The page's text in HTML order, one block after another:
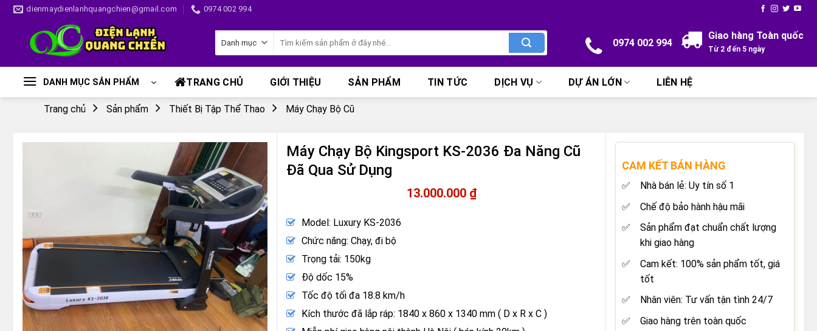
Skip
content
dienmaydienlanhquangchien@gmail.com 0974 002 994
kiếm:
0974 002 994
Giao hàng Toàn quốc
Từ 2 đến 5 ngày
DANH MỤC SẢN PHẨM TRANG CHỦ GIỚI THIỆU SẢN PHẨM TIN TỨC DỊCH VỤ DỰ ÁN LỚN LIÊN HỆ
Trang chủ Sản phẩm Thiết Bị Tập Thể Thao Máy Chạy Bộ Cũ
Máy Chạy Bộ Kingsport KS-2036 Đa Năng Cũ
Đã Qua Sử Dụng
13.000.000 ₫
Model: Luxury KS-2036
Chức năng: Chạy, đi bộ
Trọng tải: 150kg
Độ dốc 15%
Tốc độ tối đa 18.8 km/h
Kích thước đã lắp ráp: 1840 x 860 x 1340 mm ( D x R x C )
CAM KẾT BÁN HÀNG
Nhà bán lẻ: Uy tín số 1
Chế độ bảo hành hậu mãi
Sản phẩm đạt chuẩn chất lượng
khi giao hàng
Cam kết: 100% sản phẩm tốt, giá
tốt
Nhân viên: Tư vấn tận tình 24/7
Giao hàng trên toàn quốc